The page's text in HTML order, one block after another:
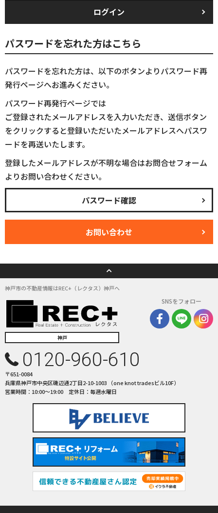
ログイン
パスワードを忘れた方はこちら
パスワードを忘れた方は、以下のボタンよりパスワード再
発行ページへお進みください。
パスワード再発行ページでは
ご登録されたメールアドレスを入力いただき、送信ボタン
をクリックすると登録いただいたメールアドレスへパスワ
ードを再送いたします。
登録したメールアドレスが不明な場合はお問合せフォーム
よりお問い合わせください。
パスワード確認
お問い合わせ
神戸市の不動産情報はREC+（レクタス）神戸へ
神戸
SNSをフォロー
0120-960-610
〒651-0084
兵庫県神戸市中央区磯辺通2丁目2-10-1003 （one knot tradesビル10F）
営業時間：10:00〜19:00 定休日：毎週水曜日